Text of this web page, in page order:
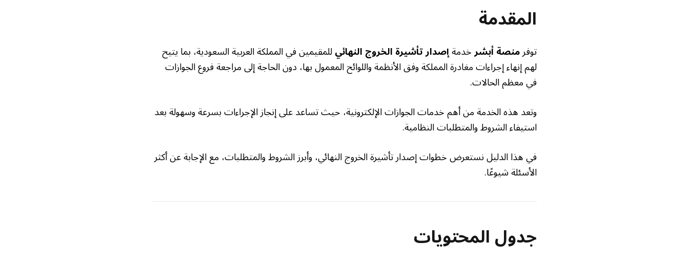
المقدمة
توفرمنصة أبشرخدمةإصدار تأشيرة الخروج النهائيللمقيمين في المملكة العربية السعودية، بما يتيح
لهم إنهاء إجراءات مغادرة المملكة وفق الأنظمة واللوائح المعمول بها، دون الحاجة إلى مراجعة فروع الجوازات
في معظم الحالات.
وتعد هذه الخدمة من أهم خدمات الجوازات الإلكترونية، حيث تساعد على إنجاز الإجراءات بسرعة وسهولة بعد
استيفاء الشروط والمتطلبات النظامية.
في هذا الدليل نستعرض خطوات إصدار تأشيرة الخروج النهائي، وأبرز الشروط والمتطلبات، مع الإجابة عن أكثر
الأسئلة شيوعًا.
جدول المحتويات